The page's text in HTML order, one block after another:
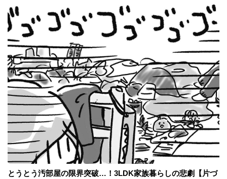
とうとう汚部屋の限界突破…！3LDK家族暮らしの悲劇【片づ